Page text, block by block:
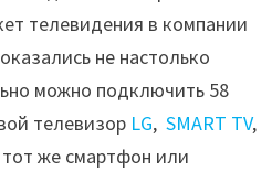
телевидения в компании
не настолько
можно подключить 58
телевизор LG, SMART TV,
же смартфон или